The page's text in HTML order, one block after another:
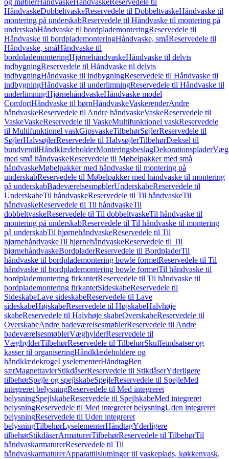
og møblerHåndvaskeHåndvaskeReservedele til
HåndvaskeDobbeltvaskeReservedele til DobbeltvaskeHåndvaske til
montering på underskabReservedele til Håndvaske til montering på
underskabHåndvaske til bordplademonteringReservedele til
Håndvaske til bordplademonteringHåndvaske, småReservedele til
Håndvaske, småHåndvaske til
bordplademonteringHjørnehåndvaskeHåndvaske til delvis
indbygningReservedele til Håndvaske til delvis
indbygningHåndvaske til indbygningReservedele til Håndvaske til
indbygningHåndvaske til underlimningReservedele til Håndvaske til
underlimningHjørnehåndvaskeHåndvaske model
ComfortHåndvaske til børnHåndvaskeVaskerenderAndre
håndvaskeReservedele til Andre håndvaskeVaskeReservedele til
VaskeVaskeReservedele til VaskeMultifunktionel vaskReservedele
til Multifunktionel vaskGipsvaskeTilbehørSøjlerReservedele til
SøjlerHalvsøjlerReservedele til HalvsøjlerTilbehørDæksel til
bundventilHåndklædeholderMonteringsbeslagDekorationsplader
med små håndvaskeReservedele til Møbelpakker med små
håndvaskeMøbelpakker med håndvaske til montering på
underskabReservedele til Møbelpakker med håndvaske til montering
på underskabBadeværelsesmøblerUnderskabeReservedele til
UnderskabeTil håndvaskeReservedele til Til håndvaskeTil
håndvaskeReservedele til Til håndvaskeTil
dobbeltvaskeReservedele til Til dobbeltvaskeTil håndvaske til
montering på underskabReservedele til Til håndvaske til montering
på underskabTil hjørnehåndvaskeReservedele til Til
hjørnehåndvaskeTil hjørnehåndvaskeReservedele til Til
hjørnehåndvaskeBordpladerReservedele til BordpladerTil
håndvaske til bordplademontering bowle formetReservedele til Til
håndvaske til bordplademontering bowle formetTil håndvaske til
bordplademontering firkantetReservedele til Til håndvaske til
bordplademontering firkantetSideskabeReservedele til
SideskabeLave sideskabeReservedele til Lave
sideskabeHøjskabeReservedele til HøjskabeHalvhøje
skabeReservedele til Halvhøje skabeOverskabeReservedele til
OverskabeAndre badeværelsesmøblerReservedele til Andre
badeværelsesmøblerVæghylderReservedele til
VæghylderTilbehørReservedele til TilbehørSkuffeindsatser og
kasser til organiseringHåndklædeholdere og
håndklædekrogeLyselementerHåndtagBen
sætMagnettavlerStikdåserReservedele til StikdåserYderligere
tilbehørSpejle og spejlskabeSpejleReservedele til SpejleMed
integreret belysningReservedele til Med integreret
belysningSpejlskabeReservedele til SpejlskabeMed integreret
belysningReservedele til Med integreret belysningUden integreret
belysningReservedele til Uden integreret
belysningTilbehørLyselementerHåndtagYderligere
tilbehørStikdåserArmaturerTilbehørReservedele til TilbehørTil
håndvaskarmaturerReservedele til Til
håndvaskarmaturerApparattilslutninger til vaskeplads, køkkenvask,